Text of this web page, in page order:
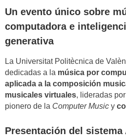
Un evento único sobre
computadora e
generativa
La Universitat Politècnica de
dedicadas a la música por
aplicada a la composición
musicales virtuales, lideradas por
pionero de la Computer Music y
Presentación del sistema